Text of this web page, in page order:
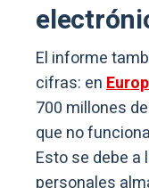
El informe
cifras: en
700 millones
que no
Esto se debe